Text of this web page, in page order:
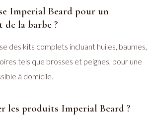
Imperial Beard pour un
la barbe ?
des kits complets incluant huiles, baumes,
tels que brosses et peignes, pour une
à domicile.
les produits Imperial Beard ?